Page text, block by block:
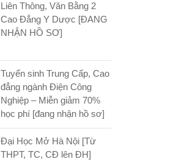
Liên Thông, Văn Bằng 2
Cao Đẳng Y Dược [ĐANG
NHẬN HỒ SƠ]
Tuyển sinh Trung Cấp, Cao
đẳng ngành Điện Công
Nghiệp – Miễn giảm 70%
học phí [đang nhận hồ sơ]
Đại Học Mở Hà Nội [Từ
THPT, TC, CĐ lên ĐH]